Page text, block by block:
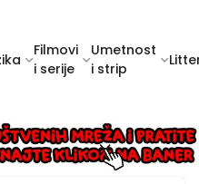
Filmovi
i serije
Umetnost
i strip